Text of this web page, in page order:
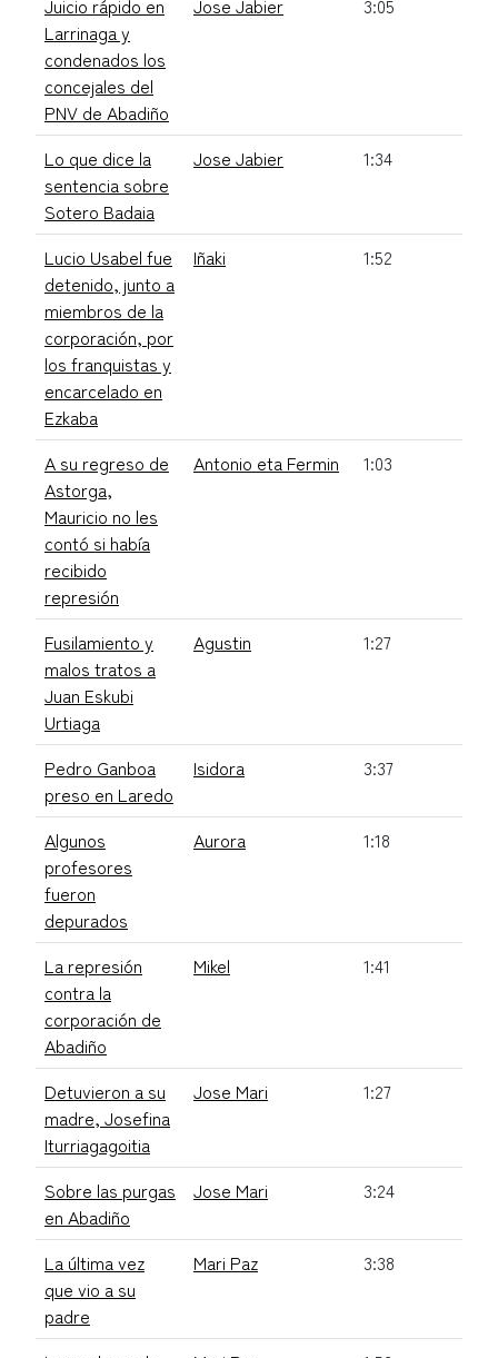
Larrinaga y
condenados los
concejales del
PNV de Abadiño
Lo que dice la
sentencia sobre
Sotero Badaia
Jose Jabier 1:34
Lucio Usabel fue
detenido, junto a
miembros de la
corporación, por
los franquistas y
encarcelado en
Ezkaba
Iñaki 1:52
A su regreso de
Astorga,
Mauricio no les
contó si había
recibido
represión
Antonio eta Fermin 1:03
Fusilamiento y
malos tratos a
Juan Eskubi
Urtiaga
Agustin 1:27
Pedro Ganboa
preso en Laredo
Isidora 3:37
Algunos
profesores
fueron
depurados
Aurora 1:18
La represión
contra la
corporación de
Abadiño
Mikel 1:41
Detuvieron a su
madre, Josefina
Iturriagagoitia
Jose Mari 1:27
Sobre las purgas
en Abadiño
Jose Mari 3:24
La última vez
que vio a su
padre
Mari Paz 3:38